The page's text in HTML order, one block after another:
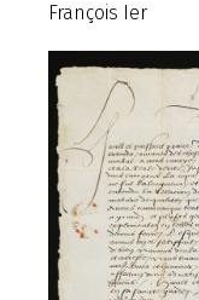
François Ier